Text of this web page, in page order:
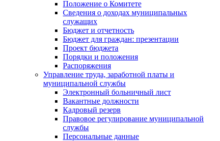
Положение о Комитете
Сведения о доходах муниципальных
служащих
Бюджет и отчетность
Бюджет для граждан: презентации
Проект бюджета
Порядки и положения
Распоряжения
Управление труда, заработной платы и
муниципальной службы
Электронный больничный лист
Вакантные должности
Кадровый резерв
Правовое регулирование муниципальной
службы
Персональные данные